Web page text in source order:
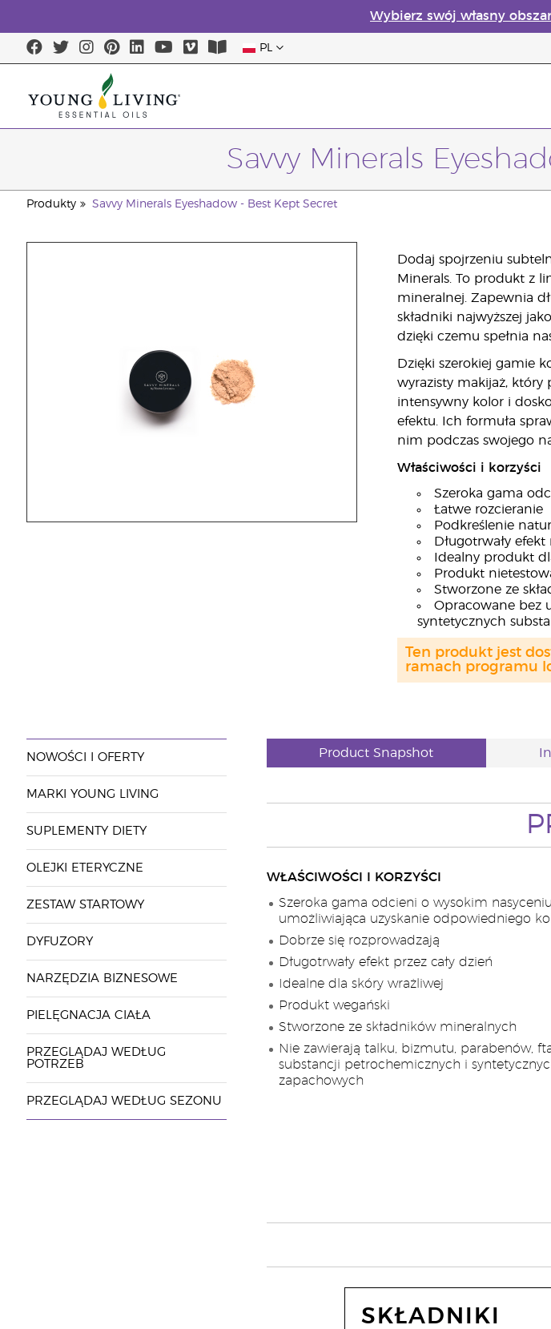
Wybierz swój własny
PL
Savvy Minerals
Produkty Savvy Minerals Eyeshadow - Best Kept Secret
Dodaj spojrzeniu
Minerals. To produkt z
mineralnej. Zapewnia
składniki najwyższej
dzięki czemu spełnia
Dzięki szerokiej gamie
wyrazisty makijaż, który
intensywny kolor i
efektu. Ich formuła
nim podczas swojego
Właściwości i korzyści
Szeroka gama
Łatwe rozcieranie
Podkreślenie
Długotrwały efekt
Idealny produkt
Produkt
Stworzone ze
Opracowane bez
syntetycznych
Ten produkt jest
ramach programu
NOWOŚCI I OFERTY
MARKI YOUNG LIVING
SUPLEMENTY DIETY
OLEJKI ETERYCZNE
ZESTAW STARTOWY
DYFUZORY
NARZĘDZIA BIZNESOWE
PIELĘGNACJA CIAŁA
PRZEGLĄDAJ WEDŁUG
POTRZEB
PRZEGLĄDAJ WEDŁUG SEZONU
Product Snapshot
WŁAŚCIWOŚCI I KORZYŚCI
Szeroka gama odcieni o wysokim nasyceniu
umożliwiająca uzyskanie odpowiedniego
Dobrze się rozprowadzają
Długotrwały efekt przez cały dzień
Idealne dla skóry wrażliwej
Produkt wegański
Stworzone ze składników mineralnych
Nie zawierają talku, bizmutu, parabenów,
substancji petrochemicznych i
zapachowych
SKŁADNIKI